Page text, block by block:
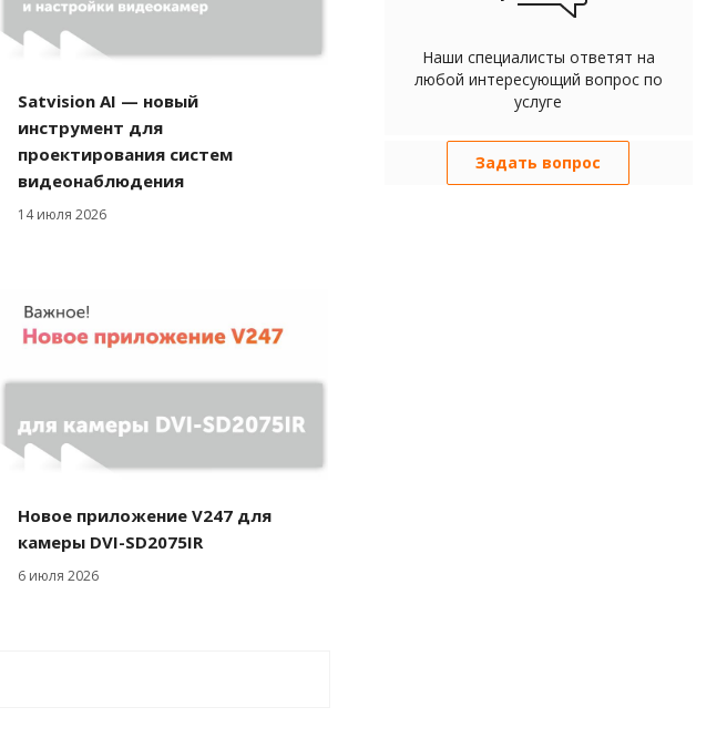
Satvision AI — новый
инструмент для
проектирования систем
видеонаблюдения
14 июля 2026
Новое приложение V247 для
камеры DVI-SD2075IR
6 июля 2026
Наши специалисты ответят на
любой интересующий вопрос по
услуге
Задать вопрос